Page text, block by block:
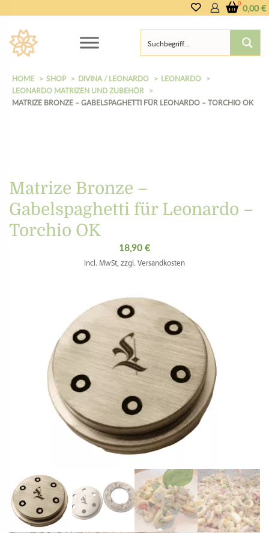
0,00€
HOME SHOP DIVINA / LEONARDO
LEONARDO
LEONARDO MATRIZEN UND ZUBEHÖR
MATRIZE BRONZE – GABELSPAGHETTI FÜR LEONARDO – TORCHIO OK
Matrize Bronze –
Gabelspaghetti für Leonardo –
Torchio OK
18,90 €
Incl. MwSt, zzgl. Versandkosten